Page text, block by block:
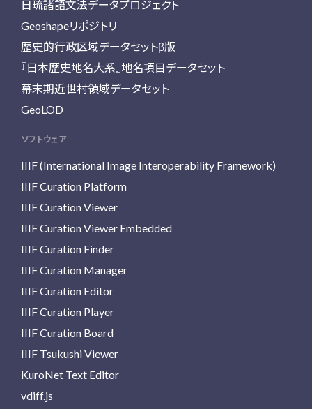
日琉諸語文法データプロジェクト
Geoshapeリポジトリ
歴史的行政区域データセットβ版
『日本歴史地名大系』地名項目データセット
幕末期近世村領域データセット
GeoLOD
ソフトウェア
IIIF (International Image Interoperability Framework)
IIIF Curation Platform
IIIF Curation Viewer
IIIF Curation Viewer Embedded
IIIF Curation Finder
IIIF Curation Manager
IIIF Curation Editor
IIIF Curation Player
IIIF Curation Board
IIIF Tsukushi Viewer
KuroNet Text Editor
vdiff.js